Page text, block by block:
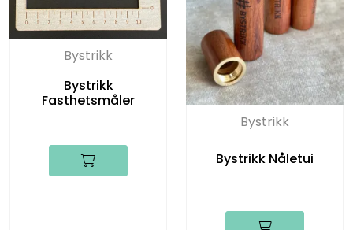
Bystrikk
Bystrikk
Fasthetsmåler
Bystrikk
Bystrikk Nåletui